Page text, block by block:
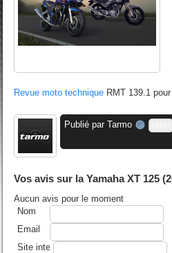
Revue moto technique RMT 139.1
Publié par Tarmo
Vos avis sur la Yamaha XT 125
Aucun avis pour le moment
Nom
Email
Site internet ou blog